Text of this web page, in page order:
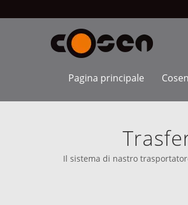
Pagina principale Cosen
Il sistema di nastro
nastro a marchio Cosen sono